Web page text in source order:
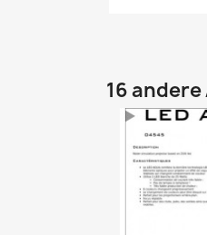
16